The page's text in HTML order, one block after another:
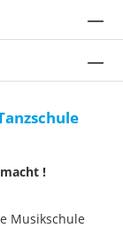
!
Musikschule